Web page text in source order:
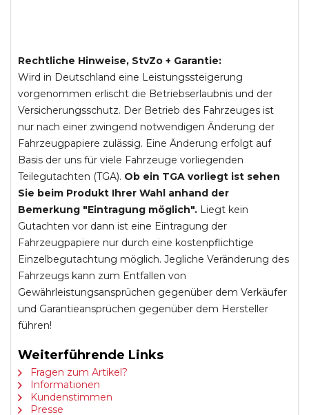
Rechtliche Hinweise, StvZo + Garantie:
Wird in Deutschland eine Leistungssteigerung
vorgenommen erlischt die Betriebserlaubnis und der
Versicherungsschutz. Der Betrieb des Fahrzeuges ist
nur nach einer zwingend notwendigen Änderung der
Fahrzeugpapiere zulässig. Eine Änderung erfolgt auf
Basis der uns für viele Fahrzeuge vorliegenden
Teilegutachten (TGA). Ob ein TGA vorliegt ist sehen
Sie beim Produkt Ihrer Wahl anhand der
Bemerkung "Eintragung möglich". Liegt kein
Gutachten vor dann ist eine Eintragung der
Fahrzeugpapiere nur durch eine kostenpflichtige
Einzelbegutachtung möglich. Jegliche Veränderung des
Fahrzeugs kann zum Entfallen von
Gewährleistungsansprüchen gegenüber dem Verkäufer
und Garantieansprüchen gegenüber dem Hersteller
führen!
Weiterführende Links
Fragen zum Artikel?
Informationen
Kundenstimmen
Presse